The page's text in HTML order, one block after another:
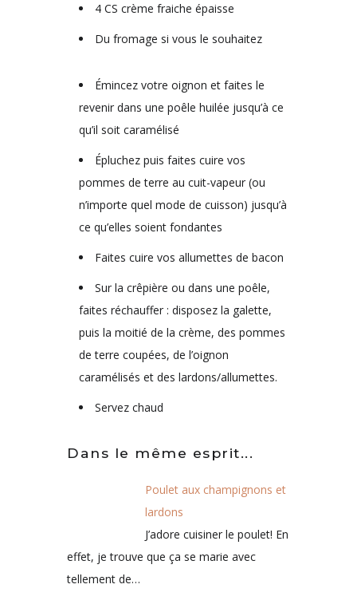
4 CS crème fraiche épaisse
Du fromage si vous le souhaitez
Émincez votre oignon et faites le
revenir dans une poêle huilée jusqu’à ce
qu’il soit caramélisé
Épluchez puis faites cuire vos
pommes de terre au cuit-vapeur (ou
n’importe quel mode de cuisson) jusqu’à
ce qu’elles soient fondantes
Faites cuire vos allumettes de bacon
Sur la crêpière ou dans une poêle,
faites réchauffer : disposez la galette,
puis la moitié de la crème, des pommes
de terre coupées, de l’oignon
caramélisés et des lardons/allumettes.
Servez chaud
Dans le même esprit...
Poulet aux champignons et
lardons
J’adore cuisiner le poulet! En
effet, je trouve que ça se marie avec
tellement de…